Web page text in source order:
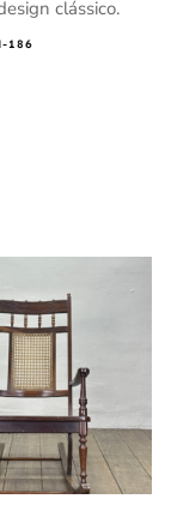
clássico.
186